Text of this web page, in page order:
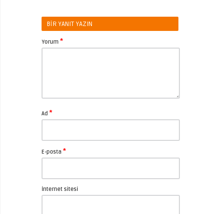
BIR YANIT YAZIN
Yorum *
Ad *
E-posta *
İnternet sitesi